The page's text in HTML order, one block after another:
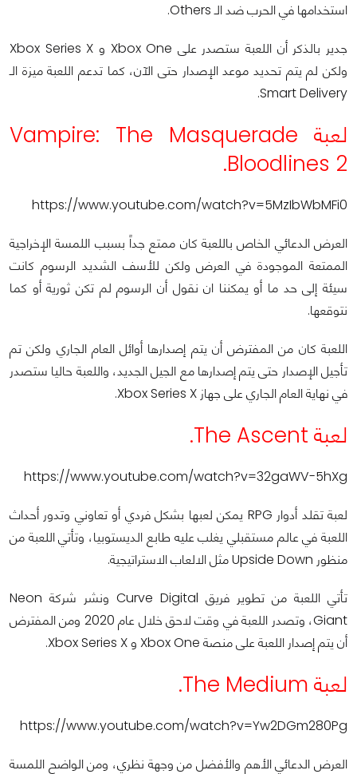
استخدامها في الحرب ضد الـ Others.
جدير بالذكر أن اللعبة ستصدر على Xbox One و Xbox Series X
ولكن لم يتم تحديد موعد الإصدار حتى الآن، كما تدعم اللعبة ميزة الـ
Smart Delivery.
لعبة Vampire: The Masquerade
Bloodlines 2.
https://www.youtube.com/watch?v=5MzIbWbMFi0
العرض الدعائي الخاص باللعبة كان ممتع جداً بسبب اللمسة الإخراجية
الممتعة الموجودة في العرض ولكن للأسف الشديد الرسوم كانت
سيئة إلى حد ما أو يمكننا ان نقول أن الرسوم لم تكن ثورية أو كما
نتوقعها.
اللعبة كان من المفترض أن يتم إصدارها أوائل العام الجاري ولكن تم
تأجيل الإصدار حتى يتم إصدارها مع الجيل الجديد، واللعبة حاليا ستصدر
في نهاية العام الجاري على جهاز Xbox Series X.
لعبة The Ascent.
https://www.youtube.com/watch?v=32gaWV-5hXg
لعبة تقلد أدوار RPG يمكن لعبها بشكل فردي أو تعاوني وتدور أحداث
اللعبة في عالم مستقبلي يغلب عليه طابع الديستوبيا، وتأتي اللعبة من
منظور Upside Down مثل الالعاب الاستراتيجية.
تأتي اللعبة من تطوير فريق Curve Digital ونشر شركة Neon
Giant، وتصدر اللعبة في وقت لاحق خلال عام 2020 ومن المفترض
أن يتم إصدار اللعبة على منصة Xbox One و Xbox Series X.
لعبة The Medium.
https://www.youtube.com/watch?v=Yw2DGm280Pg
العرض الدعائي الأهم والأفضل من وجهة نظري، ومن الواضح اللمسة